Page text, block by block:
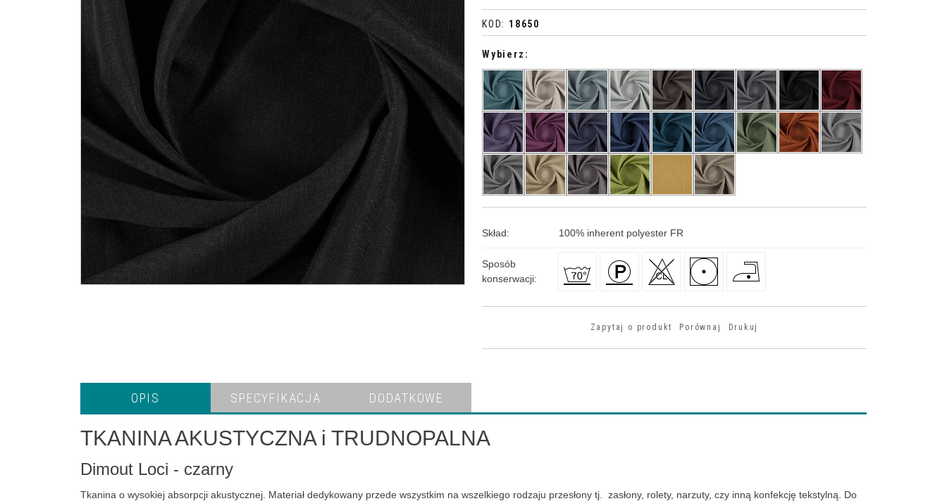
KOD: 18650
Wybierz:
Skład: 100% inherent polyester FR
Sposób
konserwacji:
Zapytaj o produkt Porównaj Drukuj
OPIS SPECYFIKACJA DODATKOWE
TKANINA AKUSTYCZNA i TRUDNOPALNA
Dimout Loci - czarny
Tkanina o wysokiej absorpcji akustycznej. Materiał dedykowany przede wszystkim na wszelkiego rodzaju przesłony tj. zasłony, rolety, narzuty, czy inną konfekcję tekstylną. Do